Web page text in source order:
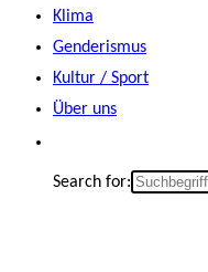
Klima
Genderismus
Kultur / Sport
Über uns
Search for: